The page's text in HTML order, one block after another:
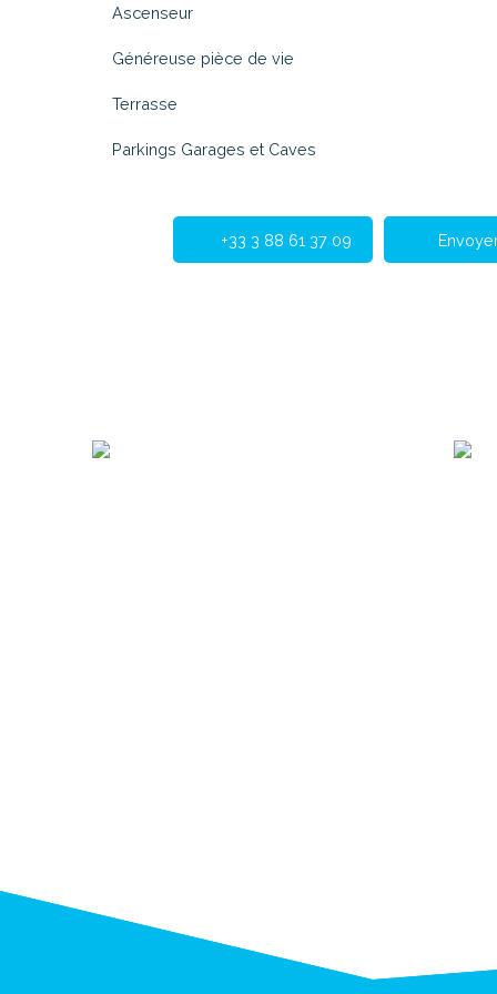
Ascenseur
Généreuse pièce de vie
Terrasse
Parkings Garages et Caves
+33 3 88 61 37 09